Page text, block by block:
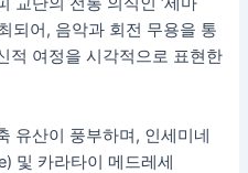
되어, 음악과 회전 무용을 통
적 여정을 시각적으로 표현한
유산이 풍부하며, 인세미네
및 카라타이 메드레세